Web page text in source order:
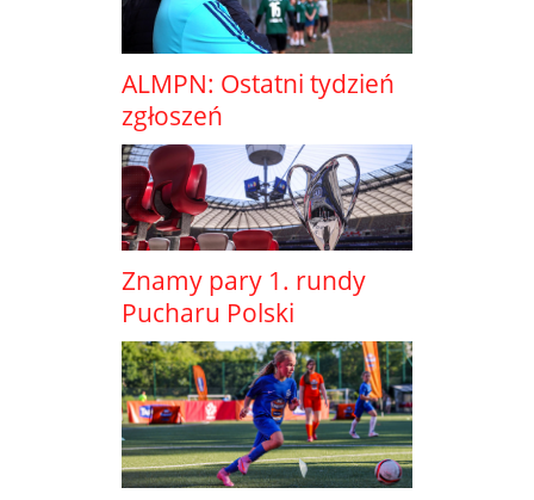
ALMPN: Ostatni tydzień
zgłoszeń
Znamy pary 1. rundy
Pucharu Polski